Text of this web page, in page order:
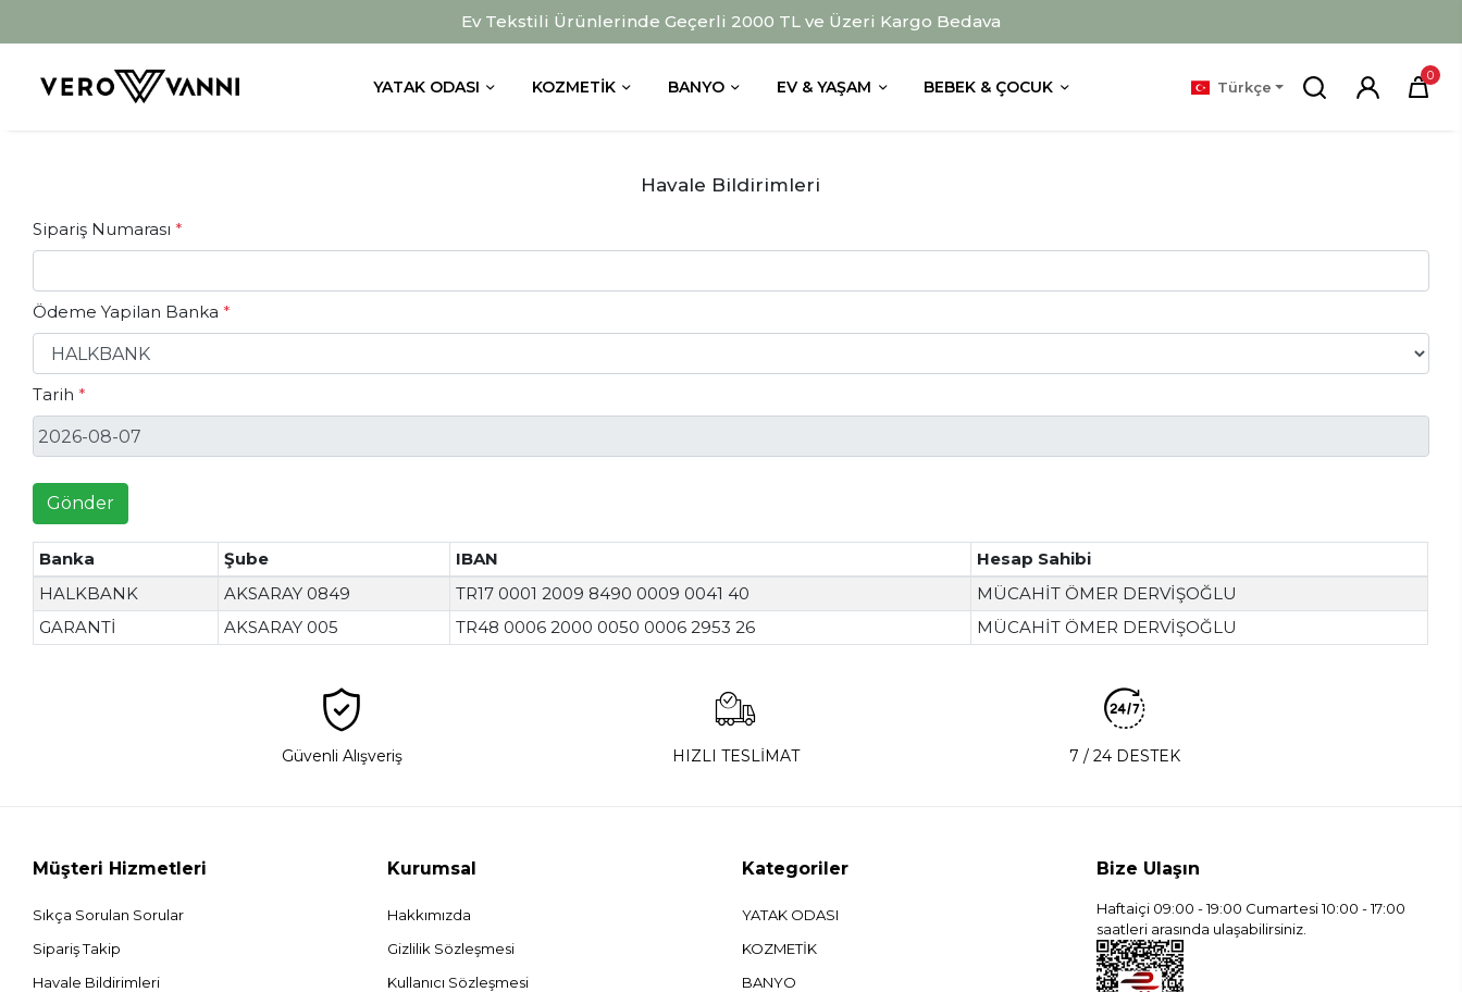
Ev Tekstili Ürünlerinde Geçerli 2000 TL ve Üzeri Kargo Bedava
YATAK ODASI KOZMETIK BANYO EV & YAŞAM BEBEK & ÇOCUK Türkçe
0
Havale Bildirimleri
Sipariş Numarası*
Ödeme Yapilan Banka*
Tarih*
Gönder
Banka Şube IBAN
Hesap Sahibi
HALKBANK
AKSARAY 0849 TR17 0001 2009 8490 0009 0041 40
MÜCAHİT ÖMER DERVİŞOĞLU
GARANTİ
AKSARAY 005 TR48 0006 2000 0050 0006 2953 26 MÜCAHİT ÖMER DERVİŞOĞLU
Güvenli Alışveriş HIZLI TESLİMAT 7 / 24 DESTEK
Müşteri Hizmetleri
Sıkça Sorulan Sorular
Sipariş Takip
Havale Bildirimleri
Kurumsal
Hakkımızda
Gizlilik Sözleşmesi
Kullanıcı Sözleşmesi
Kategoriler
YATAK ODASI
KOZMETİK
BANYO
Bize Ulaşın
Haftaiçi 09:00 - 19:00 Cumartesi 10:00 - 17:00
saatleri arasında ulaşabilirsiniz.